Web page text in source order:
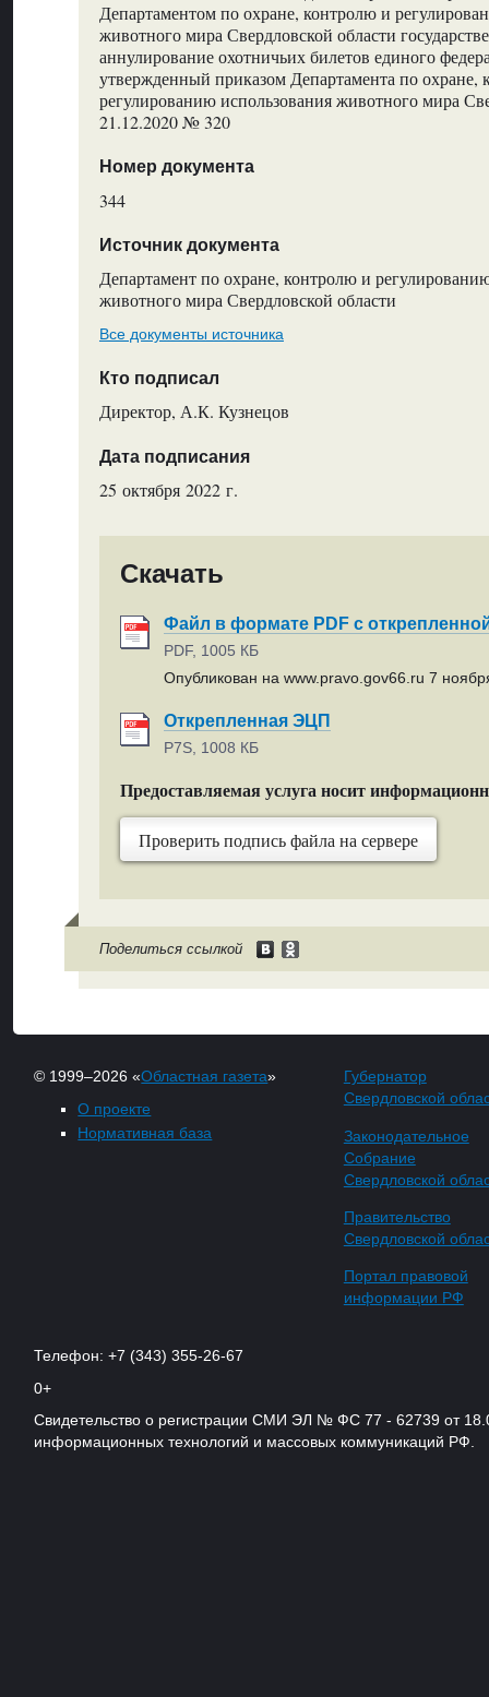
Департаментом по охране, контролю и
животного мира Свердловской области
аннулирование охотничьих билетов единого
утвержденный приказом Департамента по охране,
регулированию использования животного мира
21.12.2020 № 320
Номер документа
344
Источник документа
Департамент по охране, контролю и
животного мира Свердловской области
Все документы источника
Кто подписал
Директор, А.К. Кузнецов
Дата подписания
25 октября 2022 г.
Скачать
Файл в формате PDF с
PDF, 1005 КБ
Опубликован на www.pravo.gov66.ru 7
Открепленная ЭЦП
P7S, 1008 КБ
Предоставляемая услуга носит
Проверить подпись файла на сервере
Поделиться ссылкой
© 1999–2026 «Областная газета»
О проекте
Нормативная база
Губернатор
Свердловской
Законодательное
Собрание
Свердловской
Правительство
Свердловской
Портал правовой
информации РФ
Телефон: +7 (343) 355-26-67
0+
Свидетельство о регистрации СМИ ЭЛ № ФС 77 - 62739 от
информационных технологий и массовых коммуникаций РФ.